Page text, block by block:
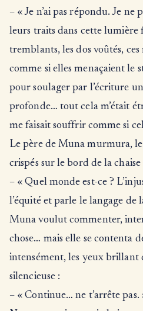
– « Je n’ai pas répondu. Je ne
leurs traits dans cette lumière
tremblants, les dos voûtés,
comme si elles menaçaient le
pour soulager par l’écriture
profonde… tout cela m’était
me faisait souffrir comme si
Le père de Muna murmura,
crispés sur le bord de la chaise
– « Quel monde est-ce ?
l’équité et parle le langage de
Muna voulut commenter,
chose… mais elle se contenta
intensément, les yeux brillant
silencieuse :
– « Continue… ne t’arrête pas.